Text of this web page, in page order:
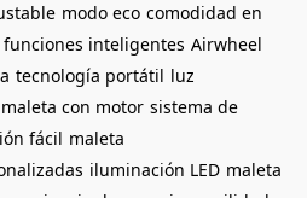
modo eco comodidad en
funciones inteligentes Airwheel
tecnología portátil luz
maleta con motor sistema de
fácil maleta
iluminación LED maleta